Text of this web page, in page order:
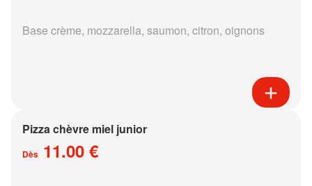
Base crème, mozzarella, saumon, citron, oignons
Pizza chèvre miel junior
Dès 11.00 €